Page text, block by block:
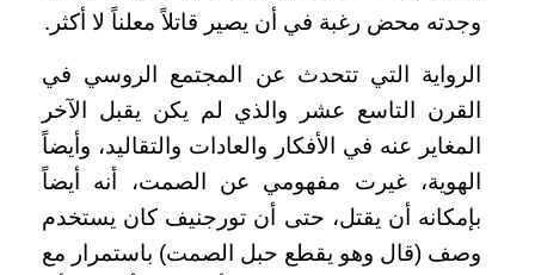
وجدته محض رغبة في أن يصير قاتلاً معلناً لا أكثر.
الرواية التي تتحدث عن المجتمع الروسي في
القرن التاسع عشر والذي لم يكن يقبل الآخر
المغاير عنه في الأفكار والعادات والتقاليد، وأيضاً
الهوية، غيرت مفهومي عن الصمت، أنه أيضاً
بإمكانه أن يقتل، حتى أن تورجنيف كان يستخدم
وصف (قال وهو يقطع حبل الصمت) باستمرار مع